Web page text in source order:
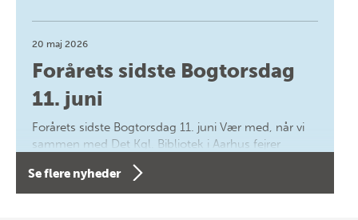
20 maj 2026
Forårets sidste Bogtorsdag
11. juni
Forårets sidste Bogtorsdag 11. juni Vær med, når vi
sammen med Det Kgl. Bibliotek i Aarhus fejrer
forfatterne bag vores nyes…
Se flere nyheder